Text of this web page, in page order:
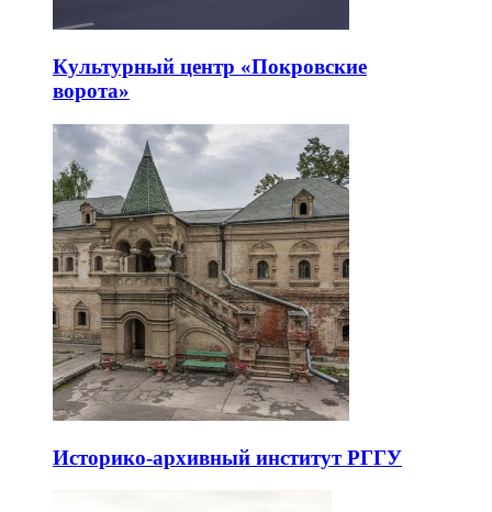
Культурный центр «Покровские
ворота»
Историко-архивный институт РГГУ